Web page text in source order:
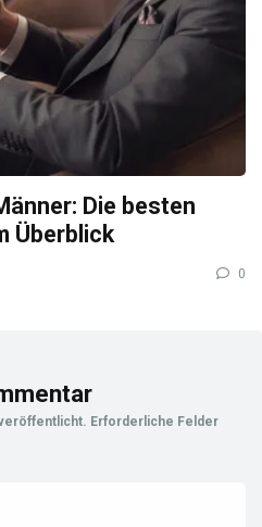
Die besten
Überblick
0
Erforderliche Felder